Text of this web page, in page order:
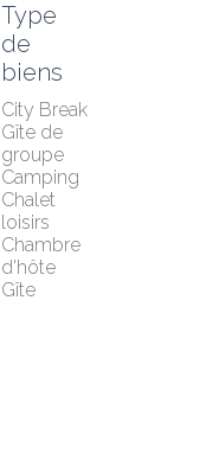
Type
de
biens
City Break
Gîte de
groupe
Camping
Chalet
loisirs
Chambre
d'hôte
Gîte